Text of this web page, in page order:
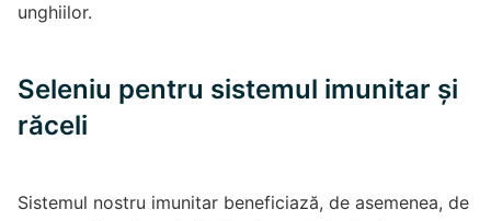
unghiilor.
Seleniu pentru sistemul imunitar și
răceli
Sistemul nostru imunitar beneficiază, de asemenea, de